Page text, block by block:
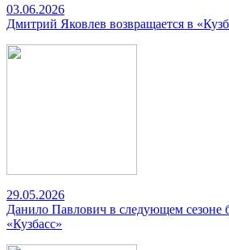
03.06.2026
Дмитрий Яковлев возвращается в
29.05.2026
Данило Павлович в следующем сезоне
«Кузбасс»